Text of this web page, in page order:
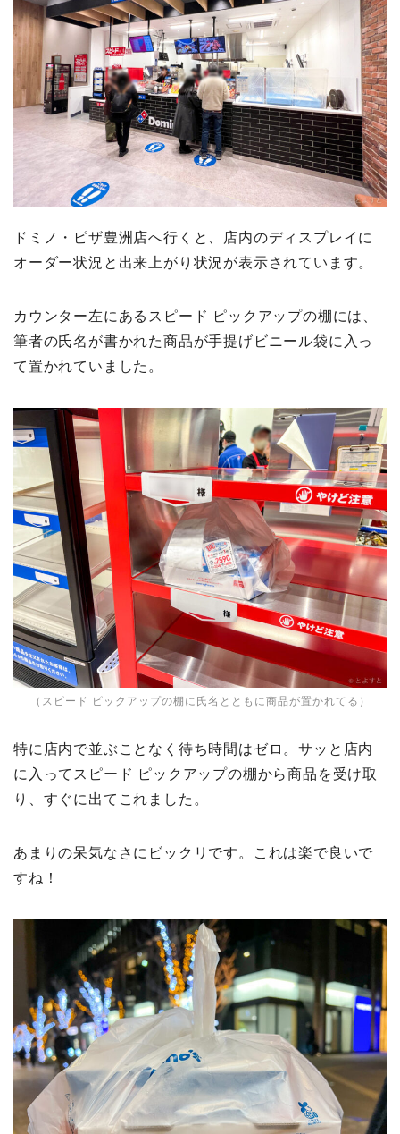
ドミノ・ピザ豊洲店へ行くと、店内のディスプレイに
オーダー状況と出来上がり状況が表示されています。
カウンター左にあるスピード ピックアップの棚には、
筆者の氏名が書かれた商品が手提げビニール袋に入っ
て置かれていました。
（スピード ピックアップの棚に氏名とともに商品が置かれてる）
特に店内で並ぶことなく待ち時間はゼロ。サッと店内
に入ってスピード ピックアップの棚から商品を受け取
り、すぐに出てこれました。
あまりの呆気なさにビックリです。これは楽で良いで
すね！